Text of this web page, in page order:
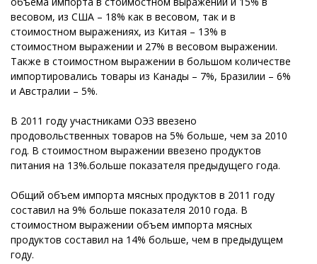
весовом, из США – 18% как в весовом, так и в
стоимостном выражениях, из Китая – 13% в
стоимостном выражении и 27% в весовом выражении.
Также в стоимостном выражении в большом количестве
импортировались товары из Канады – 7%, Бразилии – 6%
и Австралии – 5%.
В 2011 году участниками ОЭЗ ввезено
продовольственных товаров на 5% больше, чем за 2010
год. В стоимостном выражении ввезено продуктов
питания на 13%.больше показателя предыдущего года.
Общий объем импорта мясных продуктов в 2011 году
составил на 9% больше показателя 2010 года. В
стоимостном выражении объем импорта мясных
продуктов составил на 14% больше, чем в предыдущем
году.